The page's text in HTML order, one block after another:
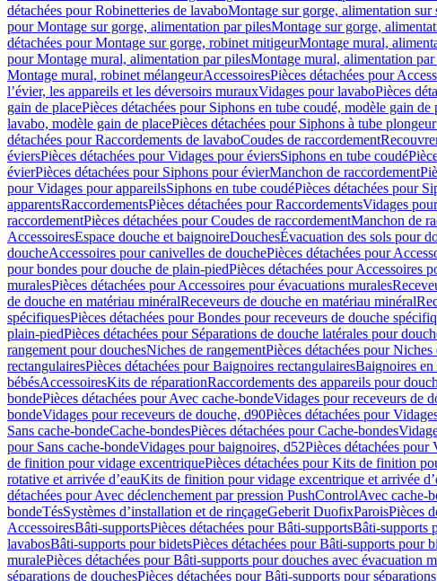
détachées pour Robinetteries de lavaboMontage sur gorge, alimentation sur
pour Montage sur gorge, alimentation par pilesMontage sur gorge,
détachées pour Montage sur gorge, robinet mitigeurMontage mural,
pour Montage mural, alimentation par pilesMontage mural, alimentation par
Montage mural, robinet mélangeurAccessoiresPièces détachées pour
l’évier, les appareils et les déversoirs murauxVidages pour lavaboPièces
gain de placePièces détachées pour Siphons en tube coudé, modèle gain de
lavabo, modèle gain de placePièces détachées pour Siphons à tube
détachées pour Raccordements de lavaboCoudes de raccordement
éviersPièces détachées pour Vidages pour éviersSiphons en tube coudé
évierPièces détachées pour Siphons pour évierManchon de raccordement
pour Vidages pour appareilsSiphons en tube coudéPièces détachées pour
apparentsRaccordementsPièces détachées pour RaccordementsVidages
raccordementPièces détachées pour Coudes de raccordementManchon de
AccessoiresEspace douche et baignoireDouchesÉvacuation des sols pour
doucheAccessoires pour canivelles de douchePièces détachées pour
pour bondes pour douche de plain-piedPièces détachées pour Accessoires
muralesPièces détachées pour Accessoires pour évacuations murales
de douche en matériau minéralReceveurs de douche en matériau minéral
spécifiquesPièces détachées pour Bondes pour receveurs de douche
plain-piedPièces détachées pour Séparations de douche latérales pour
rangement pour douchesNiches de rangementPièces détachées pour Niches
rectangulairesPièces détachées pour Baignoires rectangulairesBaignoires en
bébésAccessoiresKits de réparationRaccordements des appareils pour
bondePièces détachées pour Avec cache-bondeVidages pour receveurs de
bondeVidages pour receveurs de douche, d90Pièces détachées pour
Sans cache-bondeCache-bondesPièces détachées pour Cache-bondes
pour Sans cache-bondeVidages pour baignoires, d52Pièces détachées
de finition pour vidage excentriquePièces détachées pour Kits de finition
rotative et arrivée d’eauKits de finition pour vidage excentrique et arrivée
détachées pour Avec déclenchement par pression PushControlAvec cache-
bondeTésSystèmes d’installation et de rinçageGeberit DuofixParoisPièces
AccessoiresBâti-supportsPièces détachées pour Bâti-supportsBâti-supports
lavabosBâti-supports pour bidetsPièces détachées pour Bâti-supports pour
muralePièces détachées pour Bâti-supports pour douches avec évacuation
séparations de douchesPièces détachées pour Bâti-supports pour